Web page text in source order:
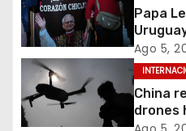
i
ó
n
Papa
Ago 5,
China
drones